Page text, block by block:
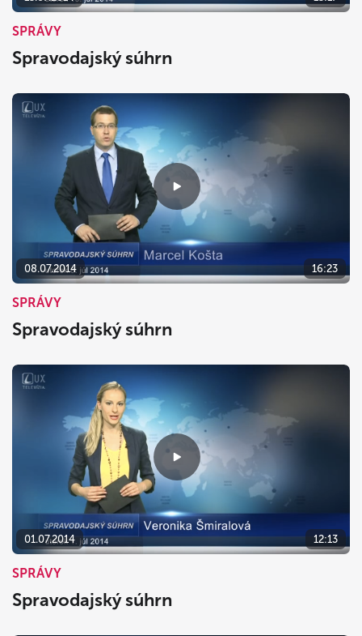
SPRÁVY
Spravodajský súhrn
08.07.2014 16:23
SPRÁVY
Spravodajský súhrn
01.07.2014 12:13
SPRÁVY
Spravodajský súhrn